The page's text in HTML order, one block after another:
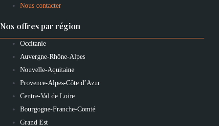
Nous contacter
Nos offres par région
Occitanie
Auvergne-Rhône-Alpes
Nouvelle-Aquitaine
Provence-Alpes-Côte d’Azur
Centre-Val de Loire
Bourgogne-Franche-Comté
Grand Est